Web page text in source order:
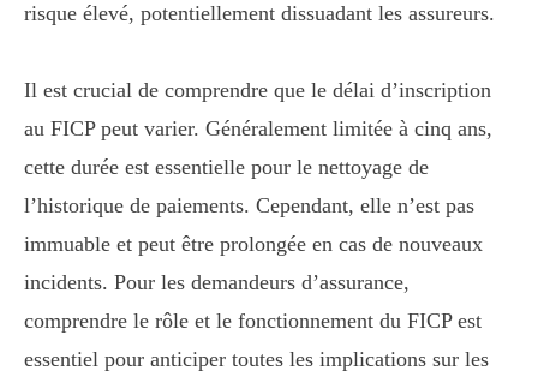
risque élevé, potentiellement dissuadant les assureurs.
Il est crucial de comprendre que le délai d’inscription
au FICP peut varier. Généralement limitée à cinq ans,
cette durée est essentielle pour le nettoyage de
l’historique de paiements. Cependant, elle n’est pas
immuable et peut être prolongée en cas de nouveaux
incidents. Pour les demandeurs d’assurance,
comprendre le rôle et le fonctionnement du FICP est
essentiel pour anticiper toutes les implications sur les